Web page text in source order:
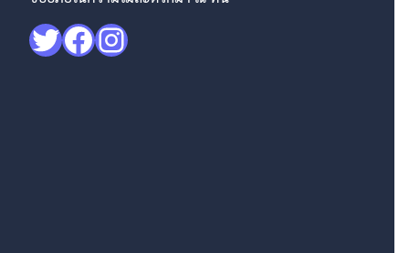
Twitter
Facebook
Instagram